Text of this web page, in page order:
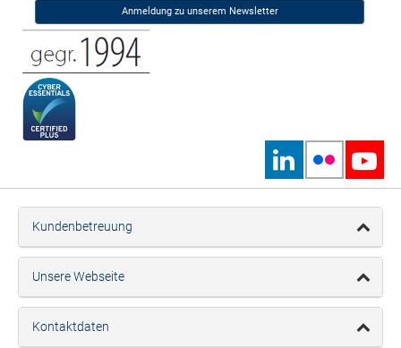
Anmeldung zu unserem Newsletter
Kundenbetreuung
Unsere Webseite
Kontaktdaten